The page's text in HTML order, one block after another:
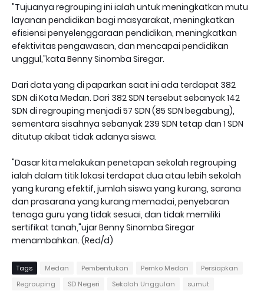
"Tujuanya regrouping ini ialah untuk meningkatkan mutu
layanan pendidikan bagi masyarakat, meningkatkan
efisiensi penyelenggaraan pendidikan, meningkatkan
efektivitas pengawasan, dan mencapai pendidikan
unggul,"kata Benny Sinomba Siregar.
Dari data yang di paparkan saat ini ada terdapat 382
SDN di Kota Medan. Dari 382 SDN tersebut sebanyak 142
SDN di regrouping menjadi 57 SDN (85 SDN begabung),
sementara sisahnya sebanyak 239 SDN tetap dan 1 SDN
ditutup akibat tidak adanya siswa.
"Dasar kita melakukan penetapan sekolah regrouping
ialah dalam titik lokasi terdapat dua atau lebih sekolah
yang kurang efektif, jumlah siswa yang kurang, sarana
dan prasarana yang kurang memadai, penyebaran
tenaga guru yang tidak sesuai, dan tidak memiliki
sertifikat tanah,"ujar Benny Sinomba Siregar
menambahkan. (Red/d)
Tags Medan Pembentukan Pemko Medan
Persiapkan
Regrouping
SD Negeri Sekolah Unggulan sumut